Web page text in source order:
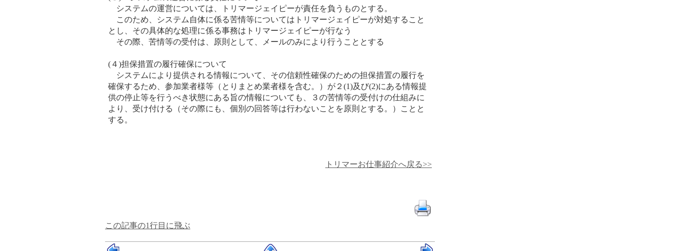
システムの運営については、トリマージェイピーが責任を負うものとする。
このため、システム自体に係る苦情等についてはトリマージェイピーが対処すること
とし、その具体的な処理に係る事務はトリマージェイピーが行なう
その際、苦情等の受付は、原則として、メールのみにより行うこととする
(４)担保措置の履行確保について
システムにより提供される情報について、その信頼性確保のための担保措置の履行を
確保するため、参加業者様等（とりまとめ業者様を含む。）が２(1)及び(2)にある情報提
供の停止等を行うべき状態にある旨の情報についても、３の苦情等の受付けの仕組みに
より、受け付ける（その際にも、個別の回答等は行わないことを原則とする。）ことと
する。
トリマーお仕事紹介へ戻る>>
この記事の1行目に飛ぶ